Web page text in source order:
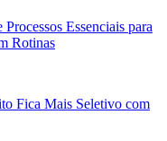
Essenciais para
Rotinas
Fica Mais Seletivo com